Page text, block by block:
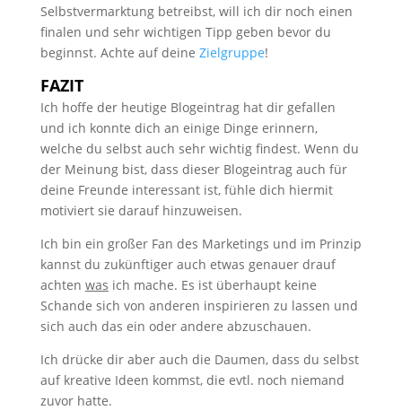
Selbstvermarktung betreibst, will ich dir noch einen
finalen und sehr wichtigen Tipp geben bevor du
beginnst. Achte auf deine Zielgruppe!
FAZIT
Ich hoffe der heutige Blogeintrag hat dir gefallen
und ich konnte dich an einige Dinge erinnern,
welche du selbst auch sehr wichtig findest. Wenn du
der Meinung bist, dass dieser Blogeintrag auch für
deine Freunde interessant ist, fühle dich hiermit
motiviert sie darauf hinzuweisen.
Ich bin ein großer Fan des Marketings und im Prinzip
kannst du zukünftiger auch etwas genauer drauf
achten was ich mache. Es ist überhaupt keine
Schande sich von anderen inspirieren zu lassen und
sich auch das ein oder andere abzuschauen.
Ich drücke dir aber auch die Daumen, dass du selbst
auf kreative Ideen kommst, die evtl. noch niemand
zuvor hatte.